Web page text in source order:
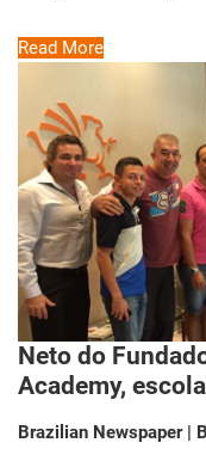
Read More
Neto do
Academy,
Brazilian Newspaper |